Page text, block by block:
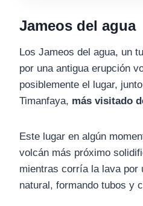
Jameos del agua
Los Jameos del agua, un
por una antigua erupción
posiblemente el lugar,
Timanfaya, más visitado
Este lugar en algún
volcán más próximo
mientras corría la lava por
natural, formando tubos y